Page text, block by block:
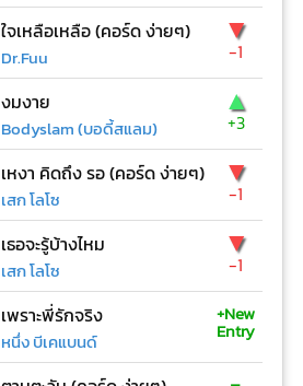
ใจเหลือเหลือ (คอร์ด ง่ายๆ)
Dr.Fuu
▼
-1
งมงาย
Bodyslam (บอดี้สแลม)
▲
+3
เหงา คิดถึง รอ (คอร์ด ง่ายๆ)
เสก โลโซ
▼
-1
เธอจะรู้บ้างไหม
เสก โลโซ
▼
-1
เพราะพี่รักจริง
หนึ่ง บีเคแบนด์
+New
Entry